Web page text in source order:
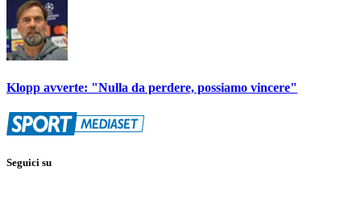
Klopp avverte: "Nulla da perdere, possiamo vincere"
Seguici su